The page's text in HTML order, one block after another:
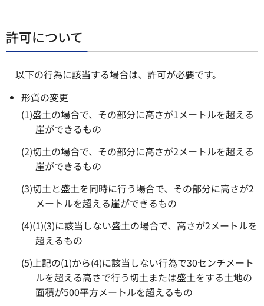
許可について
以下の行為に該当する場合は、許可が必要です。
形質の変更
(1)盛土の場合で、その部分に高さが1メートルを超える
崖ができるもの
(2)切土の場合で、その部分に高さが2メートルを超える
崖ができるもの
(3)切土と盛土を同時に行う場合で、その部分に高さが2
メートルを超える崖ができるもの
(4)(1)(3)に該当しない盛土の場合で、高さが2メートルを
超えるもの
(5)上記の(1)から(4)に該当しない行為で30センチメート
ルを超える高さで行う切土または盛土をする土地の
面積が500平方メートルを超えるもの